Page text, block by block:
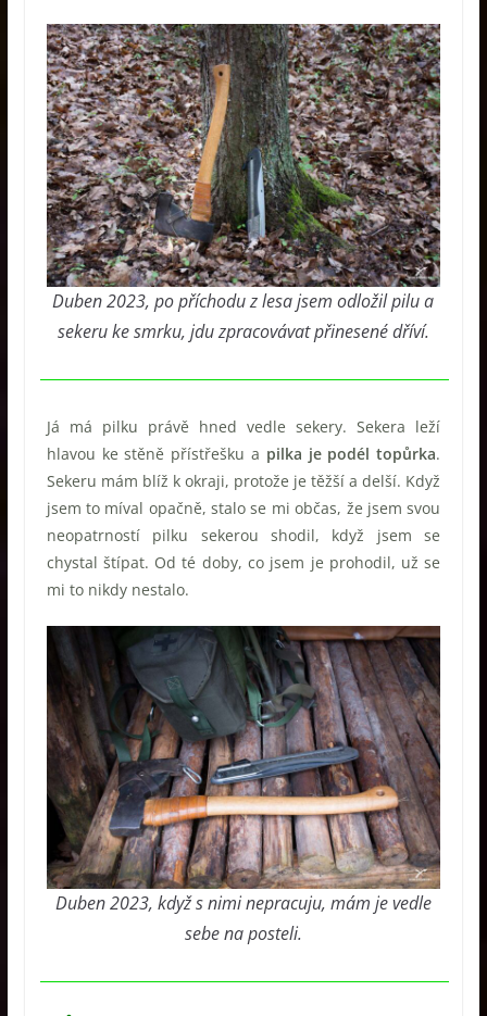
Duben 2023, po příchodu z lesa jsem odložil pilu a
sekeru ke smrku, jdu zpracovávat přinesené dříví.
Já má pilku právě hned vedle sekery. Sekera leží
hlavou ke stěně přístřešku a pilka je podél topůrka.
Sekeru mám blíž k okraji, protože je těžší a delší. Když
jsem to míval opačně, stalo se mi občas, že jsem svou
neopatrností pilku sekerou shodil, když jsem se
chystal štípat. Od té doby, co jsem je prohodil, už se
mi to nikdy nestalo.
Duben 2023, když s nimi nepracuju, mám je vedle
sebe na posteli.